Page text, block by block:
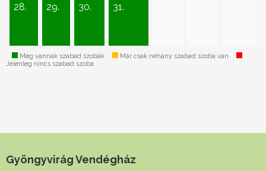
28. 29. 30. 31.
Még vannak szabad szobák
Már csak néhány szabad szoba van
Jelenleg nincs szabad szoba
Gyöngyvirág Vendégház